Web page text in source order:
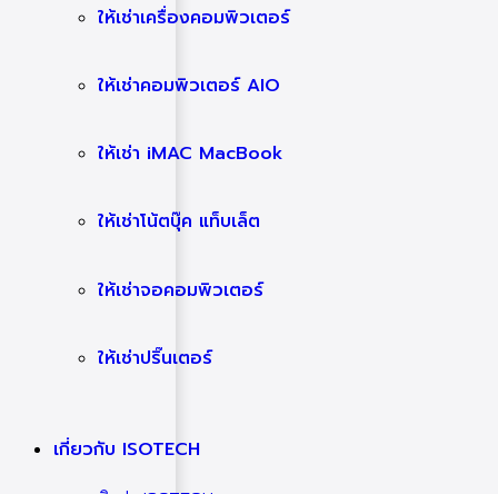
ให้เช่าเครื่องคอมพิวเตอร์
ให้เช่าคอมพิวเตอร์ AIO
ให้เช่า iMAC MacBook
ให้เช่าโน้ตบุ๊ค แท็บเล็ต
ให้เช่าจอคอมพิวเตอร์
ให้เช่าปริ๊นเตอร์
เกี่ยวกับ ISOTECH